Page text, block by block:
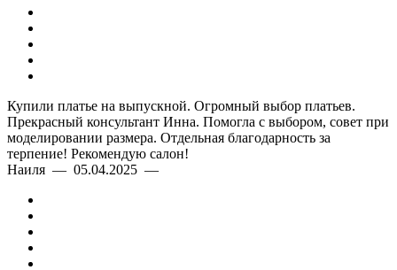
Купили платье на выпускной. Огромный выбор платьев.
Прекрасный консультант Инна. Помогла с выбором, совет при
моделировании размера. Отдельная благодарность за
терпение! Рекомендую салон!
Наиля — 05.04.2025 —